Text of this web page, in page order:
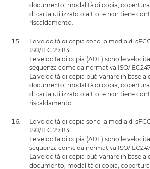
documento, modalità di copia,
di carta utilizzato o altro, e non tiene
riscaldamento.
Le velocità di copia sono la media di
ISO/IEC 29183.
Le velocità di copia (ADF) sono le
sequenza come da normativa ISO/
La velocità di copia può variare in base a
documento, modalità di copia,
di carta utilizzato o altro, e non tiene
riscaldamento.
Le velocità di copia sono la media di
ISO/IEC 29183.
Le velocità di copia (ADF) sono le
sequenza come da normativa ISO/
La velocità di copia può variare in base a
documento, modalità di copia,